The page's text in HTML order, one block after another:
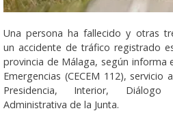
Una persona ha fallecido y otras
un accidente de tráfico registrado
provincia de Málaga, según informa
Emergencias (CECEM 112),
Presidencia, Interior,
Administrativa de la Junta.